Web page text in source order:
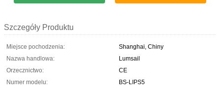
Szczegóły Produktu
Miejsce pochodzenia:
Shanghai, Chiny
Nazwa handlowa:
Lumsail
Orzecznictwo:
CE
Numer modelu:
BS-LIPS5